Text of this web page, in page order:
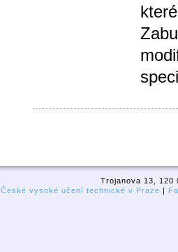
Trojanova 13, 120
České vysoké učení technické v Praze